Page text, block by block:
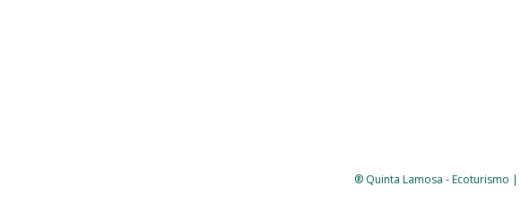
® Quinta Lamosa - Ecoturismo |